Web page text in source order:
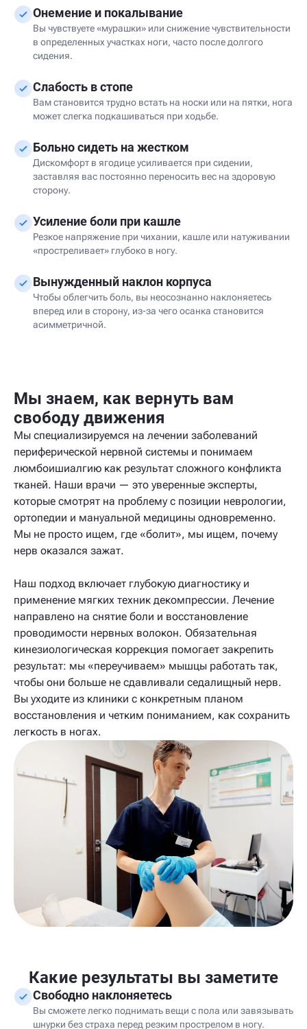
Онемение и покалывание
Вы чувствуете «мурашки» или снижение чувствительности
в определенных участках ноги, часто после долгого
сидения.
Слабость в стопе
Вам становится трудно встать на носки или на пятки, нога
может слегка подкашиваться при ходьбе.
Больно сидеть на жестком
Дискомфорт в ягодице усиливается при сидении,
заставляя вас постоянно переносить вес на здоровую
сторону.
Усиление боли при кашле
Резкое напряжение при чихании, кашле или натуживании
«простреливает» глубоко в ногу.
Вынужденный наклон корпуса
Чтобы облегчить боль, вы неосознанно наклоняетесь
вперед или в сторону, из-за чего осанка становится
асимметричной.
Мы знаем, как вернуть вам
свободу движения
Мы специализируемся на лечении заболеваний
периферической нервной системы и понимаем
люмбоишиалгию как результат сложного конфликта
тканей. Наши врачи — это уверенные эксперты,
которые смотрят на проблему с позиции неврологии,
ортопедии и мануальной медицины одновременно.
Мы не просто ищем, где «болит», мы ищем, почему
нерв оказался зажат.
Наш подход включает глубокую диагностику и
применение мягких техник декомпрессии. Лечение
направлено на снятие боли и восстановление
проводимости нервных волокон. Обязательная
кинезиологическая коррекция помогает закрепить
результат: мы «переучиваем» мышцы работать так,
чтобы они больше не сдавливали седалищный нерв.
Вы уходите из клиники с конкретным планом
восстановления и четким пониманием, как сохранить
легкость в ногах.
Какие результаты вы заметите
Свободно наклоняетесь
Вы сможете легко поднимать вещи с пола или завязывать
шнурки без страха перед резким прострелом в ногу.